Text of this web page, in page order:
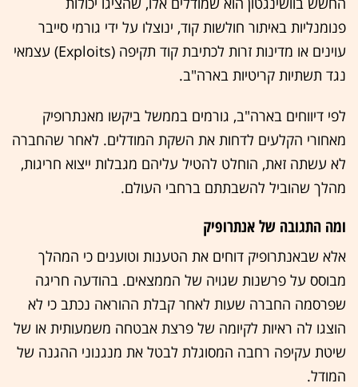
פנומנליות באיתור חולשות קוד, ינוצלו על ידי גורמי סייבר
עוינים או מדינות זרות לכתיבת קוד תקיפה (Exploits) עצמאי
נגד תשתיות קריטיות בארה"ב.
לפי דיווחים בארה"ב, גורמים בממשל ביקשו מאנתרופיק
מאחורי הקלעים לדחות את השקת המודלים. לאחר שהחברה
לא עשתה זאת, הוחלט להטיל עליהם מגבלות ייצוא חריגות,
מהלך שהוביל להשבתתם ברחבי העולם.
ומה התגובה של אנתרופיק
אלא שבאנתרופיק דוחים את הטענות וטוענים כי המהלך
מבוסס על פרשנות שגויה של הממצאים. בהודעה חריגה
שפרסמה החברה שעות לאחר קבלת ההוראה נכתב כי לא
הוצגו לה ראיות לקיומה של פרצת אבטחה משמעותית או של
שיטת עקיפה רחבה המסוגלת לבטל את מנגנוני ההגנה של
המודל.